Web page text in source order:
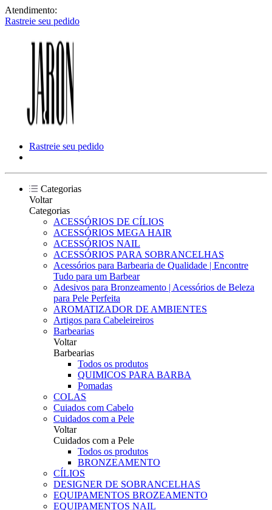
Atendimento:
Rastreie seu pedido
Rastreie seu pedido
Categorias
Voltar
Categorias
ACESSÓRIOS DE CÍLIOS
ACESSÓRIOS MEGA HAIR
ACESSÓRIOS NAIL
ACESSÓRIOS PARA SOBRANCELHAS
Acessórios para Barbearia de Qualidade | Encontre
Tudo para um Barbear
Adesivos para Bronzeamento | Acessórios de Beleza
para Pele Perfeita
AROMATIZADOR DE AMBIENTES
Artigos para Cabeleireiros
Barbearias
Voltar
Barbearias
Todos os produtos
QUIMICOS PARA BARBA
Pomadas
COLAS
Cuiados com Cabelo
Cuidados com a Pele
Voltar
Cuidados com a Pele
Todos os produtos
BRONZEAMENTO
CÍLIOS
DESIGNER DE SOBRANCELHAS
EQUIPAMENTOS BROZEAMENTO
EQUIPAMENTOS NAIL